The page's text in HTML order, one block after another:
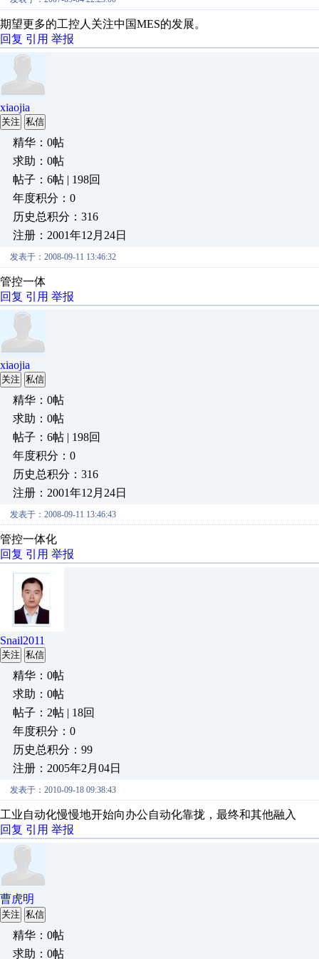
期望更多的工控人关注中国MES的发展。
回复 引用 举报
xiaojia
关注 私信
精华：0帖
求助：0帖
帖子：6帖 | 198回
年度积分：0
历史总积分：316
注册：2001年12月24日
发表于：2008-09-11 13:46:32
管控一体
回复 引用 举报
xiaojia
关注 私信
精华：0帖
求助：0帖
帖子：6帖 | 198回
年度积分：0
历史总积分：316
注册：2001年12月24日
发表于：2008-09-11 13:46:43
管控一体化
回复 引用 举报
Snail2011
关注 私信
精华：0帖
求助：0帖
帖子：2帖 | 18回
年度积分：0
历史总积分：99
注册：2005年2月04日
发表于：2010-09-18 09:38:43
工业自动化慢慢地开始向办公自动化靠拢，最终和其他融入
回复 引用 举报
曹虎明
关注 私信
精华：0帖
求助：0帖